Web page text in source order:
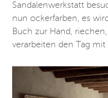
Sandalenwerkstatt
nun ockerfarben, es
Buch zur Hand,
verarbeiten den Tag